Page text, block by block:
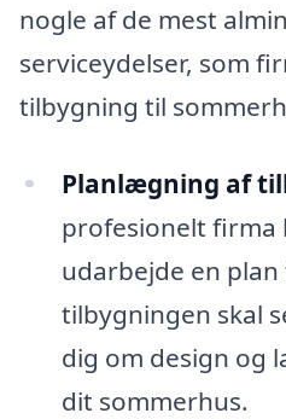
nogle af de mest
serviceydelser, som
tilbygning til
Planlægning af
profesionelt firma
udarbejde en
tilbygningen skal
dig om design og
dit sommerhus.